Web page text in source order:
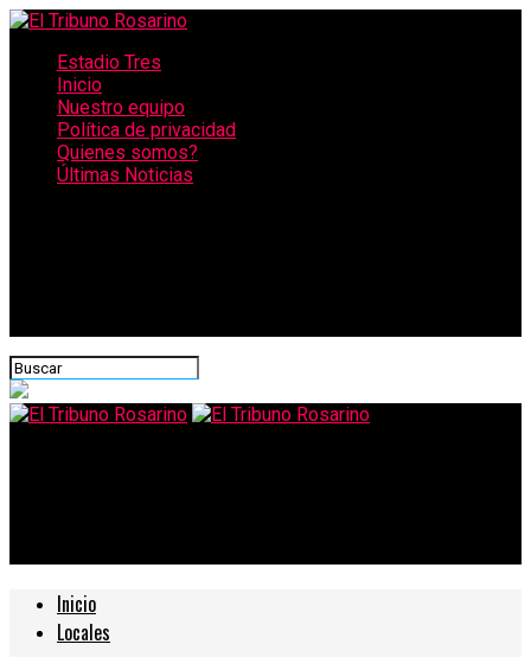
Estadio Tres
Inicio
Nuestro equipo
Política de privacidad
Quienes somos?
Últimas Noticias
Inicio
Locales